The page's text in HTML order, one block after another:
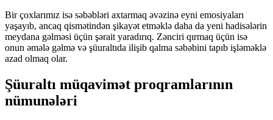
Bir çoxlarımız isə səbəbləri axtarmaq əvəzinə eyni emosiyaları
yaşayıb, ancaq qismətindən şikayət etməklə daha da yeni hadisələrin
meydana gəlməsi üçün şərait yaradırıq. Zənciri qırmaq üçün isə
onun əmələ gəlmə və şüuraltıda ilişib qalma səbəbini tapıb işləməklə
azad olmaq olar.
Şüuraltı müqavimət proqramlarının
nümunələri